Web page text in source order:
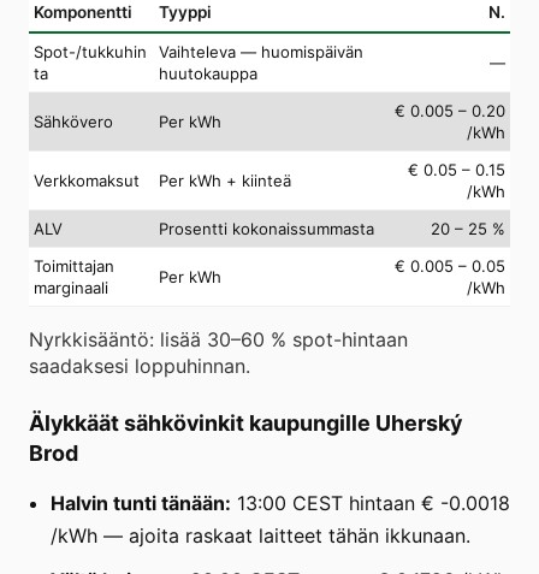
Komponentti Tyyppi N.
Spot-/tukkuhin
ta
Vaihteleva — huomispäivän
huutokauppa
—
Sähkövero Per kWh
€ 0.005 – 0.20
/kWh
Verkkomaksut Per kWh + kiinteä
€ 0.05 – 0.15
/kWh
ALV
Prosentti kokonaissummasta
20 – 25 %
Toimittajan
marginaali
Per kWh
€ 0.005 – 0.05
/kWh
Nyrkkisääntö: lisää 30–60 % spot-hintaan
saadaksesi loppuhinnan.
Älykkäät sähkövinkit kaupungille Uherský
Brod
Halvin tunti tänään: 13:00 CEST hintaan € -0.0018
/kWh — ajoita raskaat laitteet tähän ikkunaan.